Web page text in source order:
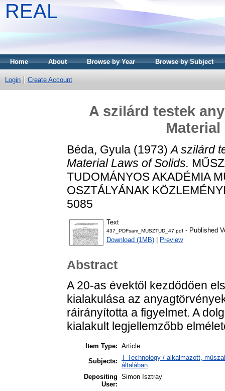
REAL
Home About Browse by Year Browse by Subject
Login Create Account
A szilárd testek
Béda, Gyula (1973)A szilárd
Material Laws of Solids.
TUDOMÁNYOS AKADÉMIA
OSZTÁLYÁNAK
5085
Text
437_PDFsam_MUSZTUD_47.pdf - Published
Download (1MB)
Preview
Abstract
A 20-as évektől kezdődően
kialakulása az
ráirányította a figyelmet. A
kialakult legjellemzőbb
Item Type: Article
Subjects: T Technology / alkalmazott,
általában
Depositing
User:
Simon Isztray